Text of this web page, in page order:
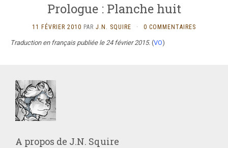
Prologue : Planche huit
11 FÉVRIER 2010 PAR J.N. SQUIRE · 0 COMMENTAIRES
Traduction en français publiée le 24 février 2015. (VO)
A propos de J.N. Squire